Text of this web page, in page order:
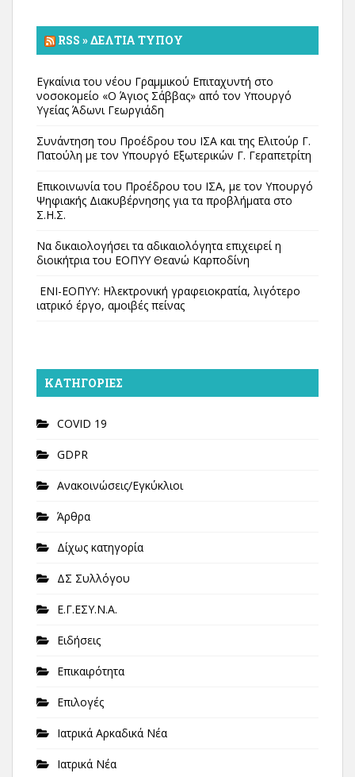
RSS » ΔΕΛΤΊΑ ΤΎΠΟΥ
Εγκαίνια του νέου Γραμμικού Επιταχυντή στο
νοσοκομείο «Ο Άγιος Σάββας» από τον Υπουργό
Υγείας Άδωνι Γεωργιάδη
Συνάντηση του Προέδρου του ΙΣΑ και της Ελιτούρ Γ.
Πατούλη με τον Υπουργό Εξωτερικών Γ. Γεραπετρίτη
Επικοινωνία του Προέδρου του ΙΣΑ, με τον Υπουργό
Ψηφιακής Διακυβέρνησης για τα προβλήματα στο
Σ.Η.Σ.
Να δικαιολογήσει τα αδικαιολόγητα επιχειρεί η
διοικήτρια του ΕΟΠΥΥ Θεανώ Καρποδίνη
ΕΝΙ-ΕΟΠΥΥ: Ηλεκτρονική γραφειοκρατία, λιγότερο
ιατρικό έργο, αμοιβές πείνας
KΑΤΗΓΟΡΊΕΣ
COVID 19
GDPR
Ανακοινώσεις/Εγκύκλιοι
Άρθρα
Δίχως κατηγορία
ΔΣ Συλλόγου
Ε.Γ.ΕΣΥ.Ν.Α.
Ειδήσεις
Επικαιρότητα
Επιλογές
Ιατρικά Αρκαδικά Νέα
Ιατρικά Νέα